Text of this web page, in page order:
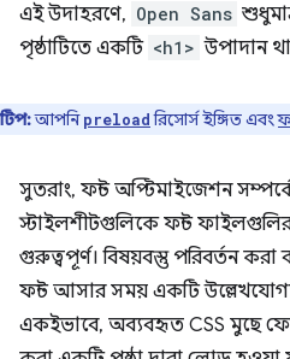
এই উদাহরণে, Open Sans
পৃষ্ঠাটিতে একটি <h1> উপাদান
টিপ:আপনিpreloadরিসোর্স ইঙ্গিত এবং
সুতরাং, ফন্ট অপ্টিমাইজেশন
স্টাইলশীটগুলিকে ফন্ট
গুরুত্বপূর্ণ। বিষয়বস্তু পরিবর্তন
ফন্ট আসার সময় একটি
একইভাবে, অব্যবহৃত CSS মুছে